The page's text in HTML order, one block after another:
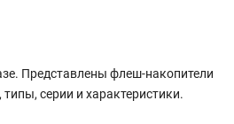
Представлены флеш-накопители
серии и характеристики.